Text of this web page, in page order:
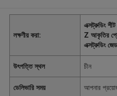
লক্ষণীয় করা:
এক্সট্রুডিং
Z আকৃতির
এক্সট্রুডিং
উৎপত্তি স্থল চীন
ডেলিভারি সময় আপনার